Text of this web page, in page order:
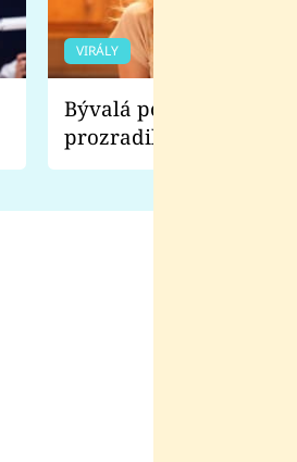
VIRÁLY
Bývalá pornoherečka
prozradila, co ji
natáčení Euforie.